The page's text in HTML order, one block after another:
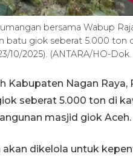
bersama Wabup
batu giok seberat 5.000 ton
10/2025). (ANTARA/HO-
Kabupaten Nagan
seberat 5.000 ton di
masjid giok Aceh.
dikelola untuk